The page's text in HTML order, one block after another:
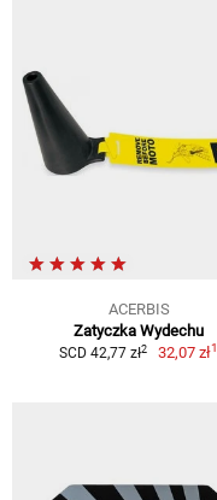
ACERBIS
Zatyczka Wydechu
SCD 42,77 zł2 32,07 zł1